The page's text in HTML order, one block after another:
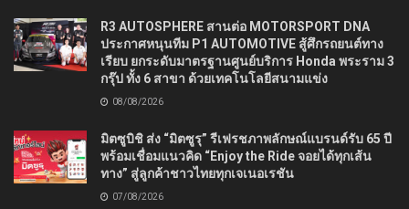
R3 AUTOSPHERE สานต่อ MOTORSPORT DNA
ประกาศหนุนทีม P1 AUTOMOTIVE สู้ศึกรถยนต์ทาง
เรียบ ยกระดับมาตรฐานศูนย์บริการ Honda พระราม 3
กรุ๊ป ทั้ง 6 สาขา ด้วยเทคโนโลยีสนามแข่ง
08/08/2026
มิตซูบิชิ ส่ง “มิตซูรุ” รีเฟรชภาพลักษณ์แบรนด์รับ 65 ปี
พร้อมเชื่อมแนวคิด “Enjoy the Ride จอยได้ทุกเส้น
ทาง” สู่ลูกค้าชาวไทยทุกเจเนอเรชัน
07/08/2026